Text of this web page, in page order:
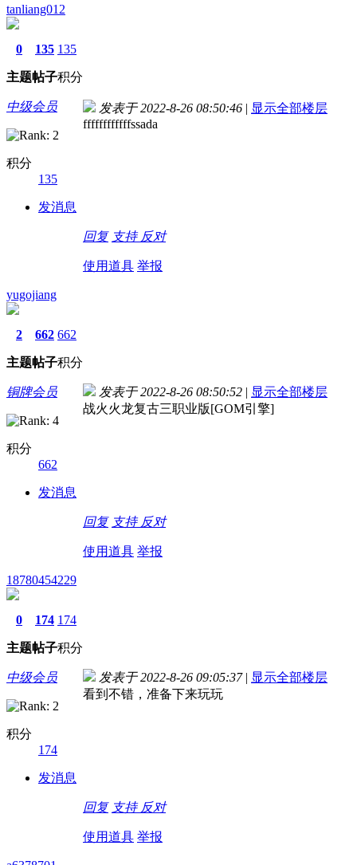
tanliang012
0
主题
135
帖子
135
积分
中级会员
积分
135
发消息
发表于 2022-8-26 08:50:46 | 显示全部楼层
ffffffffffffssada
回复 支持 反对
使用道具 举报
yugojiang
2
主题
662
帖子
662
积分
铜牌会员
积分
662
发消息
发表于 2022-8-26 08:50:52 | 显示全部楼层
战火火龙复古三职业版[GOM引擎]
回复 支持 反对
使用道具 举报
18780454229
0
主题
174
帖子
174
积分
中级会员
积分
174
发消息
发表于 2022-8-26 09:05:37 | 显示全部楼层
看到不错，准备下来玩玩
回复 支持 反对
使用道具 举报